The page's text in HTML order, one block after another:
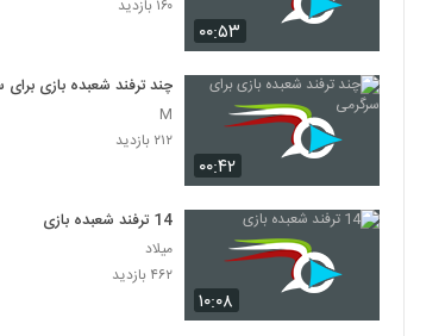
۰۰:۵۳
۱۶۰ بازدید
۰۰:۴۲
چند ترفند شعبده بازی برای
M
۲۱۲ بازدید
۱۰:۰۸
14 ترفند شعبده بازی
میلاد
۴۶۲ بازدید